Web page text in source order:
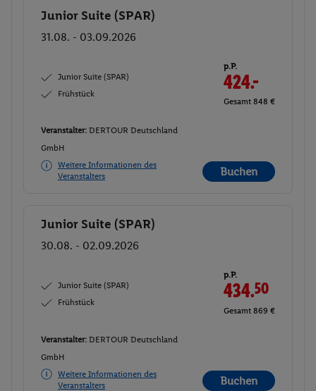
Buchen
Junior Suite (SPAR)
31.08. - 03.09.2026
Junior Suite (SPAR)
Frühstück
p.P.
424.-
Gesamt 848 €
Veranstalter: DERTOUR Deutschland
GmbH
Weitere Informationen des
Veranstalters
Buchen
Buchen
Junior Suite (SPAR)
30.08. - 02.09.2026
Junior Suite (SPAR)
Frühstück
p.P.
434.50
Gesamt 869 €
Veranstalter: DERTOUR Deutschland
GmbH
Weitere Informationen des
Veranstalters
Buchen